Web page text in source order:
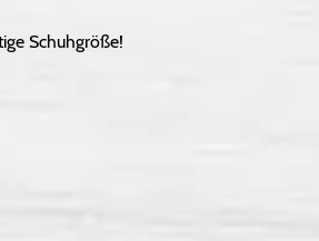
Schuhgröße!